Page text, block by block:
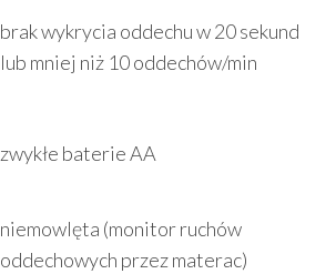
brak wykrycia oddechu w 20 sekund
lub mniej niż 10 oddechów/min
zwykłe baterie AA
niemowlęta (monitor ruchów
oddechowych przez materac)